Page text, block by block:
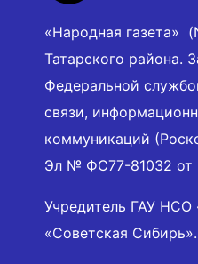
«Народная газета»
Татарского района.
Федеральной
связи,
коммуникаций
Эл № ФС77-81032 от
Учредитель ГАУ НСО
«Советская Сибирь».